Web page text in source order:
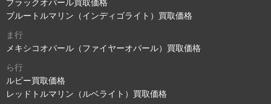
ブラックオパール買取価格
ブルートルマリン（インディゴライト）買取価格
ま行
メキシコオパール（ファイヤーオパール）買取価格
ら行
ルビー買取価格
レッドトルマリン（ルベライト）買取価格